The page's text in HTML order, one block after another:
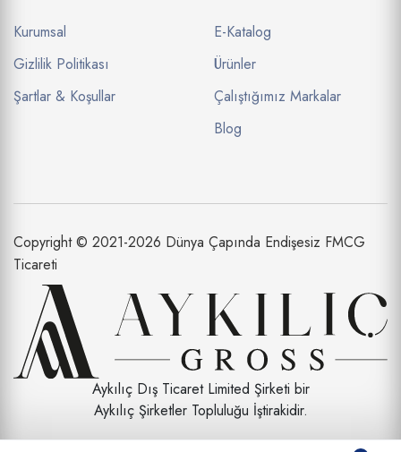
Kurumsal
Gizlilik Politikası
Şartlar & Koşullar
E-Katalog
Ürünler
Çalıştığımız Markalar
Blog
Copyright © 2021-2026 Dünya Çapında Endişesiz FMCG
Ticareti
Aykılıç Dış Ticaret Limited Şirketi bir
Aykılıç Şirketler Topluluğu İştirakidir.